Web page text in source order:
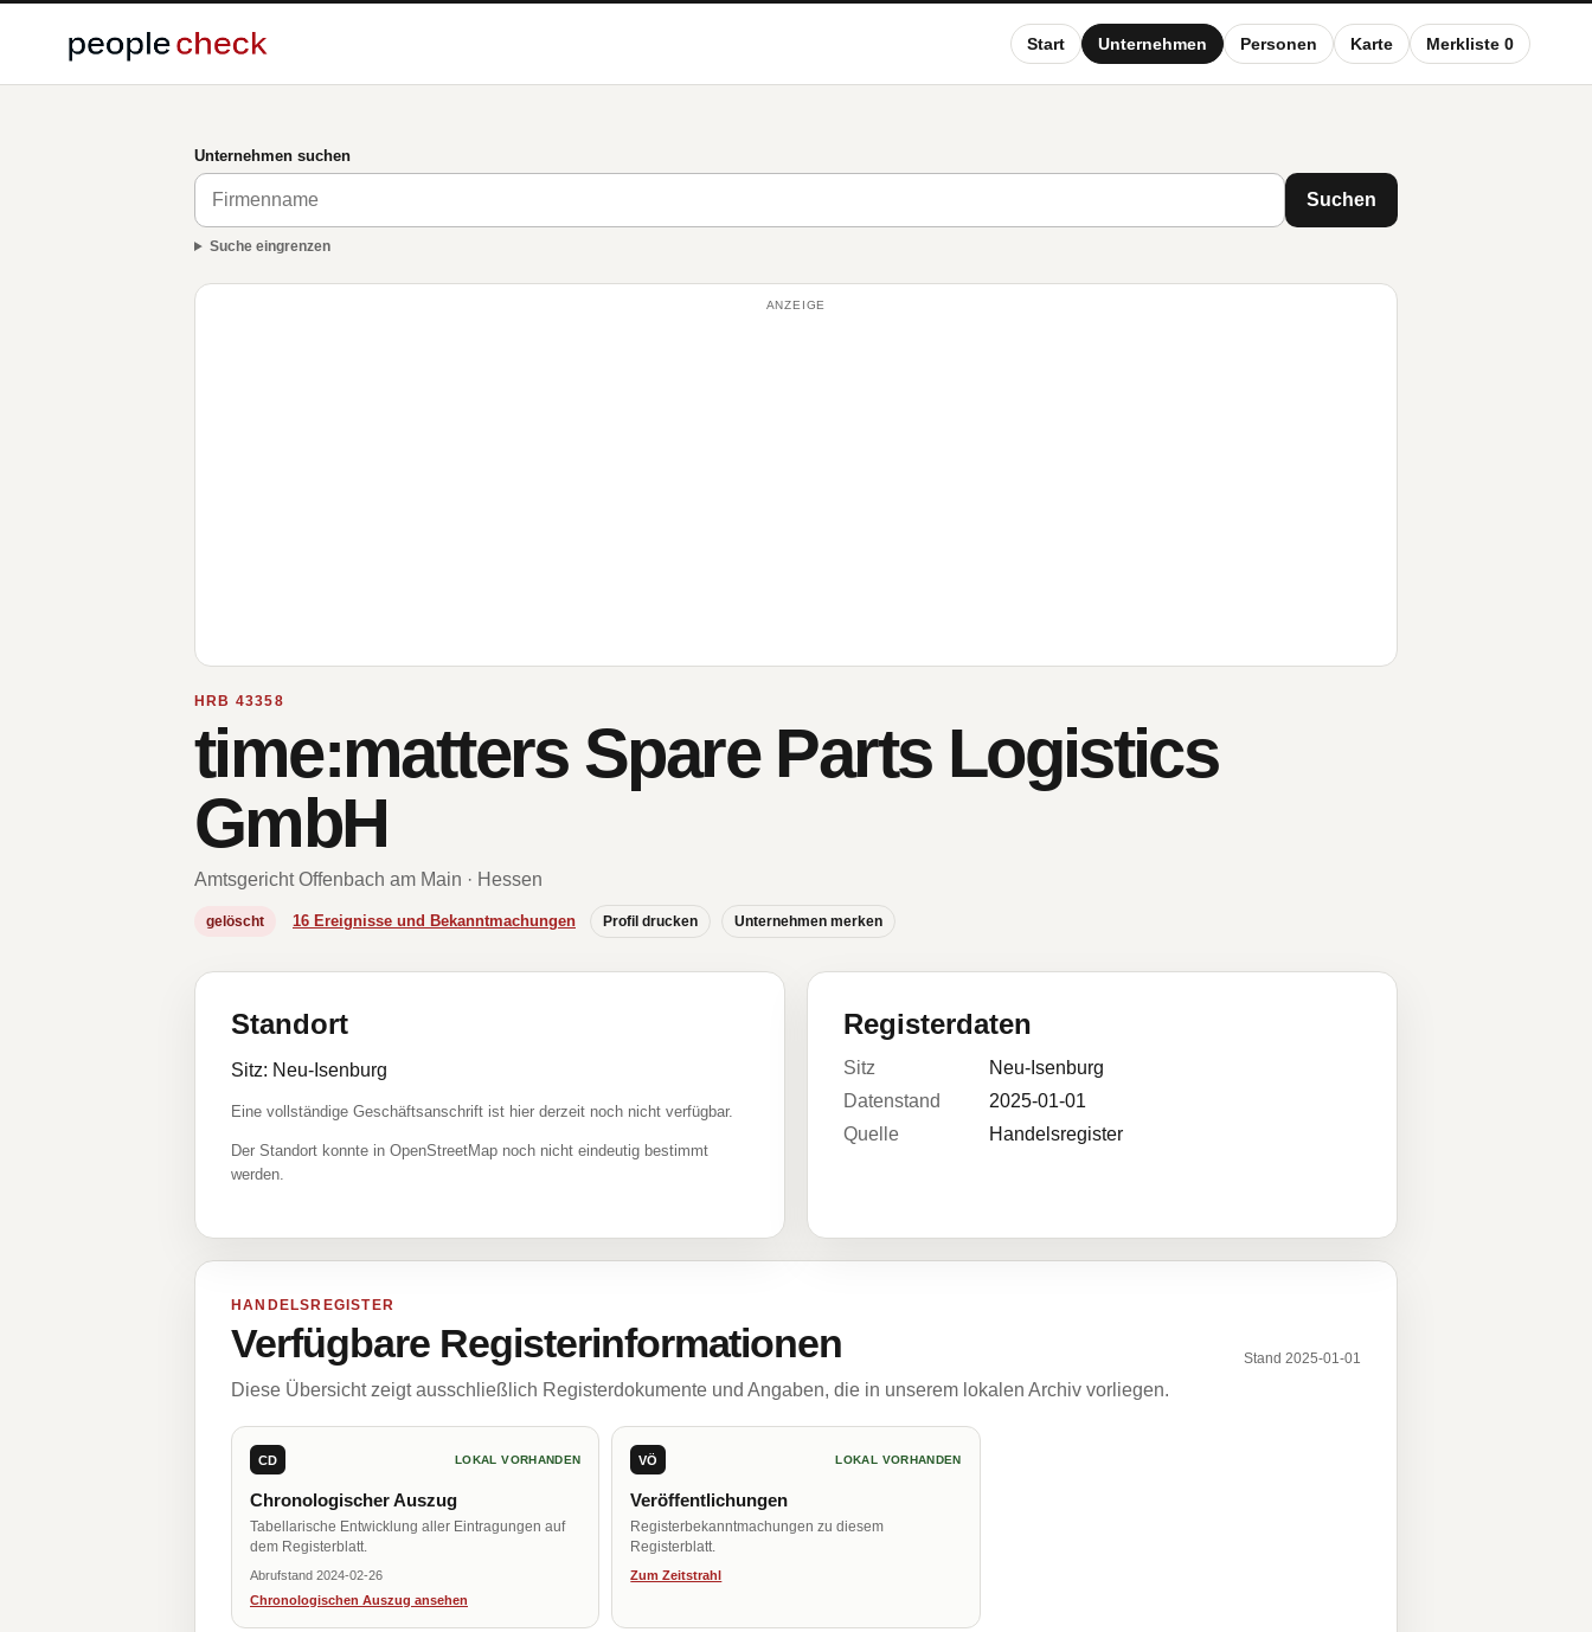
Start Unternehmen Personen Karte Merkliste 0
Unternehmen suchen
Suchen
Suche eingrenzen
ANZEIGE
HRB 43358
time:matters Spare Parts Logistics
GmbH
Amtsgericht Offenbach am Main · Hessen
gelöscht 16 Ereignisse und Bekanntmachungen Profil drucken Unternehmen merken
Standort
Sitz: Neu-Isenburg
Eine vollständige Geschäftsanschrift ist hier derzeit noch nicht verfügbar.
Der Standort konnte in OpenStreetMap noch nicht eindeutig bestimmt
werden.
Registerdaten
Sitz
Neu-Isenburg
Datenstand
2025-01-01
Quelle
Handelsregister
HANDELSREGISTER
Verfügbare Registerinformationen Stand 2025-01-01
Diese Übersicht zeigt ausschließlich Registerdokumente und Angaben, die in unserem lokalen Archiv vorliegen.
CD LOKAL VORHANDEN
Chronologischer Auszug
Tabellarische Entwicklung aller Eintragungen auf
dem Registerblatt.
Abrufstand 2024-02-26
Chronologischen Auszug ansehen
VÖ LOKAL VORHANDEN
Veröffentlichungen
Registerbekanntmachungen zu diesem
Registerblatt.
Zum Zeitstrahl